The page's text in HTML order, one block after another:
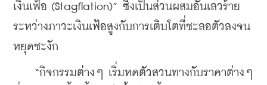
เงินเฟ้อ (Stagflation)” ซึ่งเป็นส่วนผสมอันเลวร้าย
ระหว่างภาวะเงินเฟ้อสูงกับการเติบโตที่ชะลอตัวลงจน
หยุดชะงัก
“กิจกรรมต่างๆ เริ่มหดตัวสวนทางกับราคาต่างๆ